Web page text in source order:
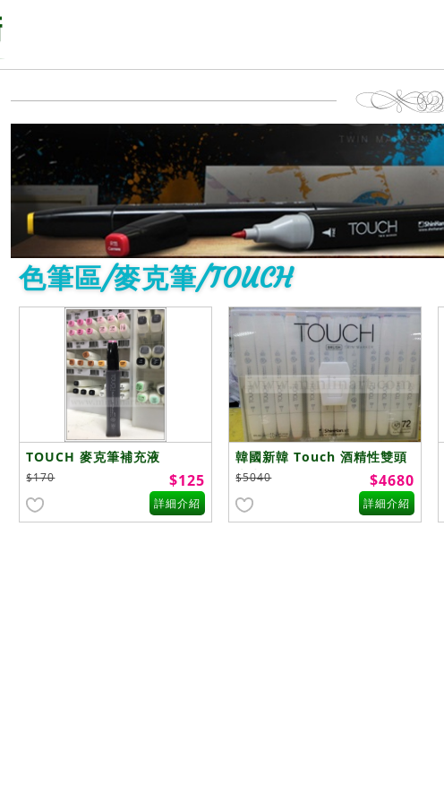
色筆區/麥克筆/TOUCH
TOUCH 麥克筆補充液
$170 $125
詳細介紹
韓國新韓 Touch 酒精性雙頭
麥克筆 72色
$5040 $4680
詳細介紹